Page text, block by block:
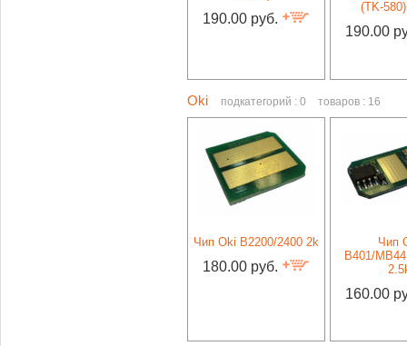
190.00 руб.
(TK-
190.00
Oki подкатегорий : 0 товаров : 16
Чип Oki B2200/2400 2k
180.00 руб.
Чип
B401/
160.00